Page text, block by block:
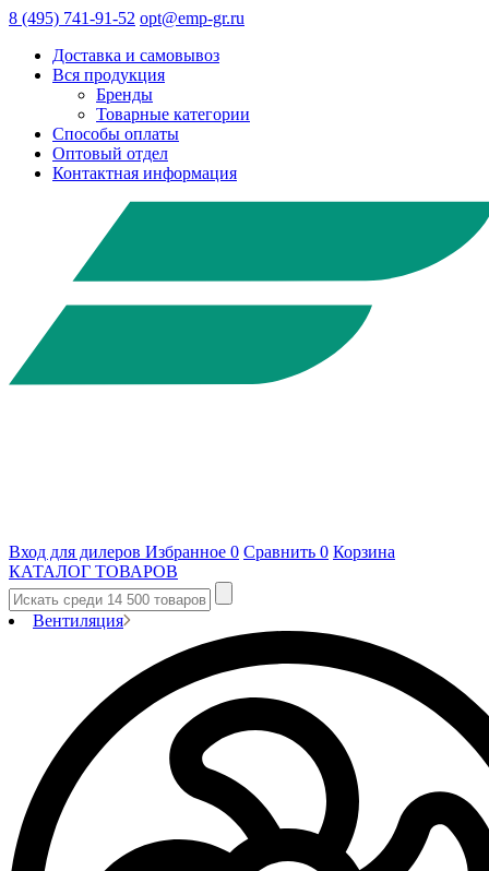
8 (495) 741-91-52 opt@emp-gr.ru
Доставка и самовывоз
Вся продукция
Бренды
Товарные категории
Способы оплаты
Оптовый отдел
Контактная информация
Вход для дилеров Избранное 0 Сравнить 0 Корзина
КАТАЛОГ ТОВАРОВ
Вентиляция